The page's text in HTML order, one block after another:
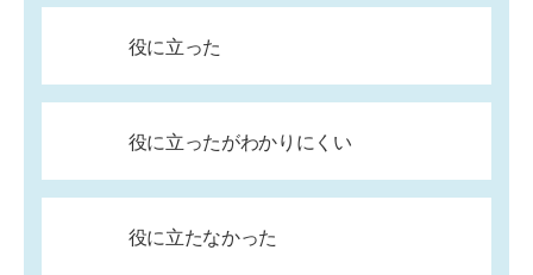
役に立った
役に立ったがわかりにくい
役に立たなかった